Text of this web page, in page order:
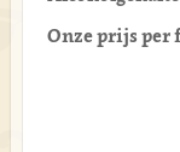
Onze prijs per